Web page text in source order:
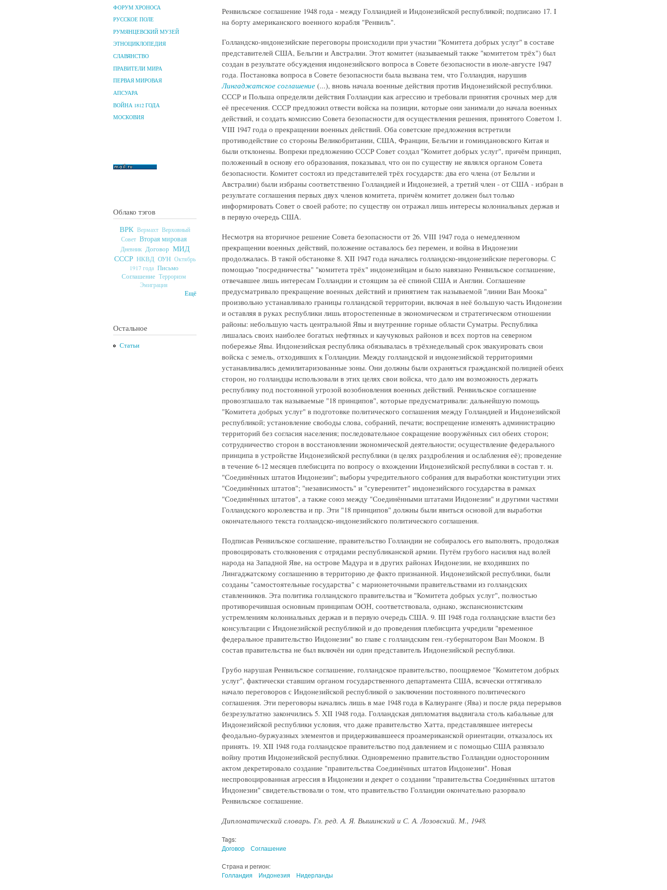
ФОРУМ ХРОНОСА
РУССКОЕ ПОЛЕ
РУМЯНЦЕВСКИЙ МУЗЕЙ
ЭТНОЦИКЛОПЕДИЯ
СЛАВЯНСТВО
ПРАВИТЕЛИ МИРА
ПЕРВАЯ МИРОВАЯ
АПСУАРА
ВОЙНА 1812 ГОДА
МОСКОВИЯ
Облако тэгов
ВРК Вермахт Верховный
Совет Вторая мировая
Дневник Договор МИД
СССР НКВД ОУН Октябрь
1917 года Письмо
Соглашение Терроризм
Эмиграция
Ещё
Остальное
Статьи
Ренвильское соглашение 1948 года - между Голландией и Индонезийской республикой; подписано 17. I
на борту американского военного корабля "Ренвиль".
Голландско-индонезийские переговоры происходили при участии "Комитета добрых услуг" в составе
представителей США, Бельгии и Австралии. Этот комитет (называемый также "комитетом трёх") был
создан в результате обсуждения индонезийского вопроса в Совете безопасности в июле-августе 1947
года. Постановка вопроса в Совете безопасности была вызвана тем, что Голландия, нарушив
Лингаджатское соглашение (...), вновь начала военные действия против Индонезийской республики.
СССР и Польша определяли действия Голландии как агрессию и требовали принятия срочных мер для
её пресечения. СССР предложил отвести войска на позиции, которые они занимали до начала военных
действий, и создать комиссию Совета безопасности для осуществления решения, принятого Советом 1.
VIII 1947 года о прекращении военных действий. Оба советские предложения встретили
противодействие со стороны Великобритании, США, Франции, Бельгии и гоминдановского Китая и
были отклонены. Вопреки предложению СССР Совет создал "Комитет добрых услуг", причём принцип,
положенный в основу его образования, показывал, что он по существу не являлся органом Совета
безопасности. Комитет состоял из представителей трёх государств: два его члена (от Бельгии и
Австралии) были избраны соответственно Голландией и Индонезией, а третий член - от США - избран в
результате соглашения первых двух членов комитета, причём комитет должен был только
информировать Совет о своей работе; по существу он отражал лишь интересы колониальных держав и
в первую очередь США.
Несмотря на вторичное решение Совета безопасности от 26. VIII 1947 года о немедленном
прекращении военных действий, положение оставалось без перемен, и война в Индонезии
продолжалась. В такой обстановке 8. XII 1947 года начались голландско-индонезийские переговоры. С
помощью "посредничества" "комитета трёх" индонезийцам и было навязано Ренвильское соглашение,
отвечавшее лишь интересам Голландии и стоящим за её спиной США и Англии. Соглашение
предусматривало прекращение военных действий и принятием так называемой "линии Ван Моока"
произвольно устанавливало границы голландской территории, включая в неё большую часть Индонезии
и оставляя в руках республики лишь второстепенные в экономическом и стратегическом отношении
районы: небольшую часть центральной Явы и внутренние горные области Суматры. Республика
лишалась своих наиболее богатых нефтяных и каучуковых районов и всех портов на северном
побережье Явы. Индонезийская республика обязывалась в трёхнедельный срок эвакуировать свои
войска с земель, отходивших к Голландии. Между голландской и индонезийской территориями
устанавливались демилитаризованные зоны. Они должны были охраняться гражданской полицией обеих
сторон, но голландцы использовали в этих целях свои войска, что дало им возможность держать
республику под постоянной угрозой возобновления военных действий. Ренвильское соглашение
провозглашало так называемые "18 принципов", которые предусматривали: дальнейшую помощь
"Комитета добрых услуг" в подготовке политического соглашения между Голландией и Индонезийской
республикой; установление свободы слова, собраний, печати; воспрещение изменять администрацию
территорий без согласия населения; последовательное сокращение вооружённых сил обеих сторон;
сотрудничество сторон в восстановлении экономической деятельности; осуществление федерального
принципа в устройстве Индонезийской республики (в целях раздробления и ослабления её); проведение
в течение 6-12 месяцев плебисцита по вопросу о вхождении Индонезийской республики в состав т. н.
"Соединённых штатов Индонезии"; выборы учредительного собрания для выработки конституции этих
"Соединённых штатов"; "независимость" и "суверенитет" индонезийского государства в рамках
"Соединённых штатов", а также союз между "Соединёнными штатами Индонезии" и другими частями
Голландского королевства и пр. Эти "18 принципов" должны были явиться основой для выработки
окончательного текста голландско-индонезийского политического соглашения.
Подписав Ренвильское соглашение, правительство Голландии не собиралось его выполнять, продолжая
провоцировать столкновения с отрядами республиканской армии. Путём грубого насилия над волей
народа на Западной Яве, на острове Мадура и в других районах Индонезии, не входивших по
Лингаджатскому соглашению в территорию де факто признанной. Индонезийской республики, были
созданы "самостоятельные государства" с марионеточными правительствами из голландских
ставленников. Эта политика голландского правительства и "Комитета добрых услуг", полностью
противоречившая основным принципам ООН, соответствовала, однако, экспансионистским
устремлениям колониальных держав и в первую очередь США. 9. III 1948 года голландские власти без
консультации с Индонезийской республикой и до проведения плебисцита учредили "временное
федеральное правительство Индонезии" во главе с голландским ген.-губернатором Ван Мооком. В
состав правительства не был включён ни один представитель Индонезийской республики.
Грубо нарушая Ренвильское соглашение, голландское правительство, поощряемое "Комитетом добрых
услуг", фактически ставшим органом государственного департамента США, всячески оттягивало
начало переговоров с Индонезийской республикой о заключении постоянного политического
соглашения. Эти переговоры начались лишь в мае 1948 года в Калиуранге (Ява) и после ряда перерывов
безрезультатно закончились 5. XII 1948 года. Голландская дипломатия выдвигала столь кабальные для
Индонезийской республики условия, что даже правительство Хатта, представлявшее интересы
феодально-буржуазных элементов и придерживавшееся проамериканской ориентации, отказалось их
принять. 19. XII 1948 года голландское правительство под давлением и с помощью США развязало
войну против Индонезийской республики. Одновременно правительство Голландии односторонним
актом декретировало создание "правительства Соединённых штатов Индонезии". Новая
неспровоцированная агрессия в Индонезии и декрет о создании "правительства Соединённых штатов
Индонезии" свидетельствовали о том, что правительство Голландии окончательно разорвало
Ренвильское соглашение.
Дипломатический словарь. Гл. ред. А. Я. Вышинский и С. А. Лозовский. М., 1948.
Tags:
Договор
Соглашение
Страна и регион:
Голландия
Индонезия Нидерланды